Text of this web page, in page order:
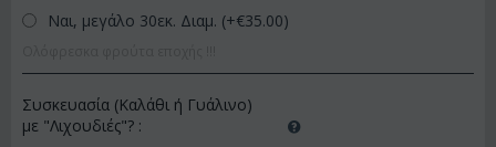
Ναι, μεγάλο 30εκ. Διαμ. (+€35.00)
Συσκευασία (Καλάθι ή Γυάλινο)
με "Λιχουδιές"? :